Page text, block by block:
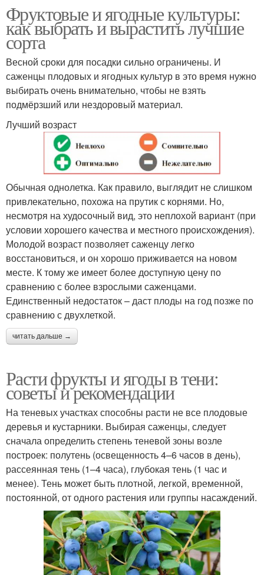
Фруктовые и ягодные культуры:
как выбрать и вырастить лучшие
сорта
Весной сроки для посадки сильно ограничены. И
саженцы плодовых и ягодных культур в это время нужно
выбирать очень внимательно, чтобы не взять
подмёрзший или нездоровый материал.
Лучший возраст
Обычная однолетка. Как правило, выглядит не слишком
привлекательно, похожа на прутик с корнями. Но,
несмотря на худосочный вид, это неплохой вариант (при
условии хорошего качества и местного происхождения).
Молодой возраст позволяет саженцу легко
восстановиться, и он хорошо приживается на новом
месте. К тому же имеет более доступную цену по
сравнению с более взрослыми саженцами.
Единственный недостаток – даст плоды на год позже по
сравнению с двухлеткой.
читать дальше →
Расти фрукты и ягоды в тени:
советы и рекомендации
На теневых участках способны расти не все плодовые
деревья и кустарники. Выбирая саженцы, следует
сначала определить степень теневой зоны возле
построек: полутень (освещенность 4–6 часов в день),
рассеянная тень (1–4 часа), глубокая тень (1 час и
менее). Тень может быть плотной, легкой, временной,
постоянной, от одного растения или группы насаждений.